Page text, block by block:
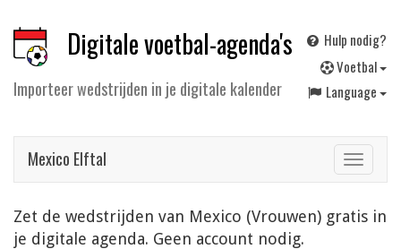
Digitale voetbal-agenda's
Importeer wedstrijden in je digitale kalender
Hulp nodig?
Voetbal
Language
Toggle
Mexico Elftal
Zet de wedstrijden van Mexico (Vrouwen) gratis in
je digitale agenda. Geen account nodig.